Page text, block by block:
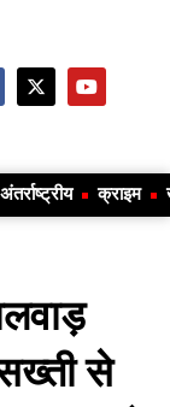
अंतर्राष्ट्रीय क्राइम
से